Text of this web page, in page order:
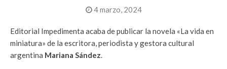
4 marzo, 2024
Editorial Impedimenta acaba de publicar la novela «La vida en
miniatura» de la escritora, periodista y gestora cultural
argentina Mariana Sández